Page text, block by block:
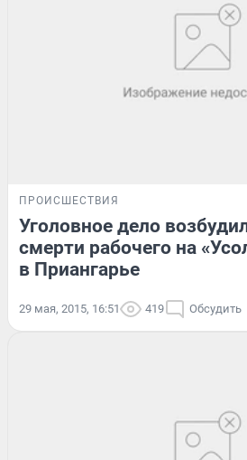
ПРОИСШЕСТВИЯ
Уголовное дело
смерти рабочего на
в Приангарье
29 мая, 2015, 16:51 419 Обсудить